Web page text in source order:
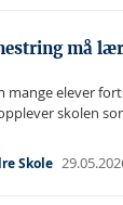
må
mange elever
skolen
Skole